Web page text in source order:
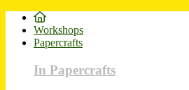
Workshops
Papercrafts
In Papercrafts